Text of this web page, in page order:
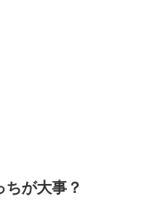
が大事？